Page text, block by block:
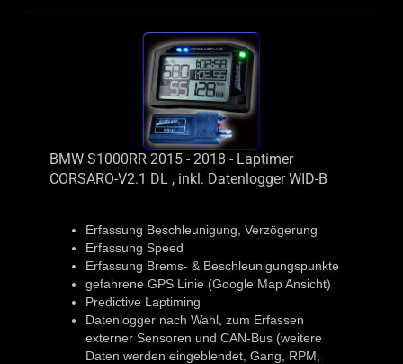
BMW S1000RR 2015 - 2018 - Laptimer
CORSARO-V2.1 DL , inkl. Datenlogger WID-B
Erfassung Beschleunigung, Verzögerung
Erfassung Speed
Erfassung Brems- & Beschleunigungspunkte
gefahrene GPS Linie (Google Map Ansicht)
Predictive Laptiming
Datenlogger nach Wahl, zum Erfassen
externer Sensoren und CAN-Bus (weitere
Daten werden eingeblendet, Gang, RPM,